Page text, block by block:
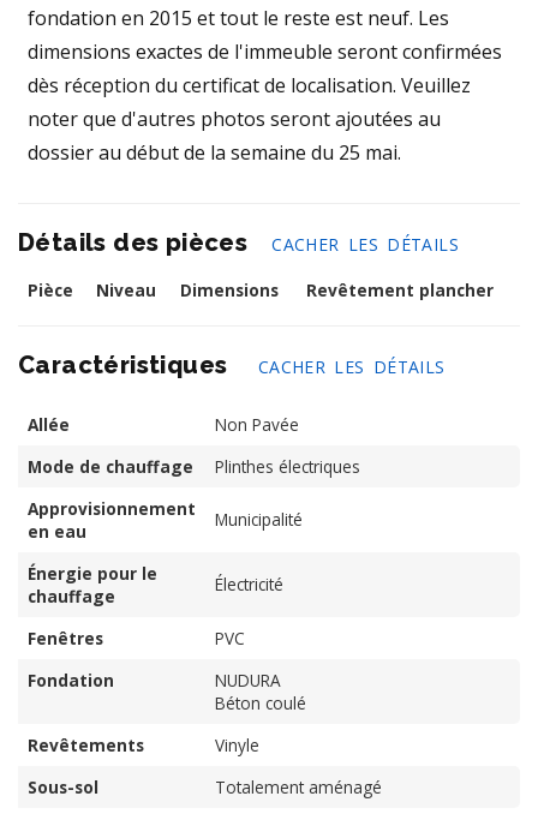
fondation en 2015 et tout le reste est neuf. Les
dimensions exactes de l'immeuble seront confirmées
dès réception du certificat de localisation. Veuillez
noter que d'autres photos seront ajoutées au
dossier au début de la semaine du 25 mai.
Détails des pièces
CACHER LES DÉTAILS
Pièce
Niveau Dimensions Revêtement plancher
Caractéristiques CACHER LES DÉTAILS
Allée
Non Pavée
Mode de chauffage
Plinthes électriques
Approvisionnement
en eau
Municipalité
Énergie pour le
chauffage
Électricité
Fenêtres
PVC
Fondation
NUDURA
Béton coulé
Revêtements
Vinyle
Sous-sol
Totalement aménagé